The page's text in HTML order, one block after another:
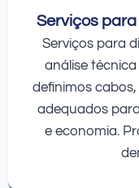
Serviços
Serviços para
análise
definimos
adequados
e economia.